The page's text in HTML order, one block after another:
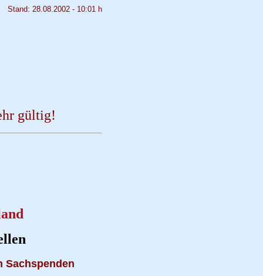
Stand: 28.08.2002 - 10:01 h
gültig!
Sachspenden